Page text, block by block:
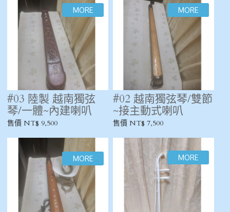
#03 陸製 越南獨弦
琴/一體~內建喇叭
售價 NT$ 9,500
#02 越南獨弦琴/雙節
~接主動式喇叭
售價 NT$ 7,500